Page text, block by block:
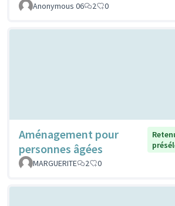
Anonymous 06
2 0
Aménagement pour
personnes âgées
MARGUERITE
2 0